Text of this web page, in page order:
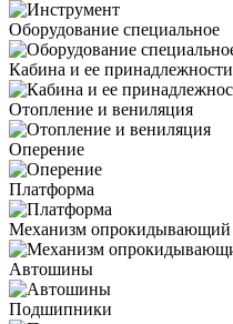
Оборудование специальное
Кабина и ее принадлежности
Отопление и вениляция
Оперение
Платформа
Механизм опрокидывающий
Автошины
Подшипники